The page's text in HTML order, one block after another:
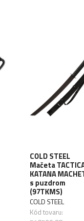
COLD STEEL
Mačeta
KATANA
s puzdrom
(97TKMS)
COLD STEEL
Kód tovaru: